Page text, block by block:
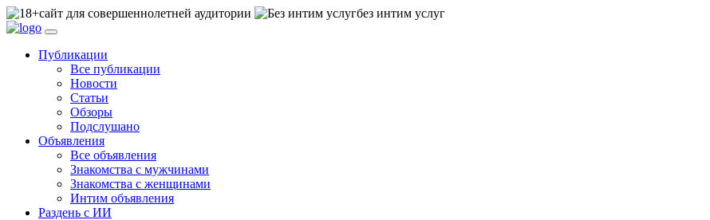
сайт для совершеннолетней аудитории без интим услуг
Публикации
Все публикации
Новости
Статьи
Обзоры
Подслушано
Объявления
Все объявления
Знакомства с мужчинами
Знакомства с женщинами
Интим объявления
Раздень с ИИ